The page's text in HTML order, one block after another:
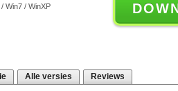
Win7 / WinXP
Alle versies Reviews